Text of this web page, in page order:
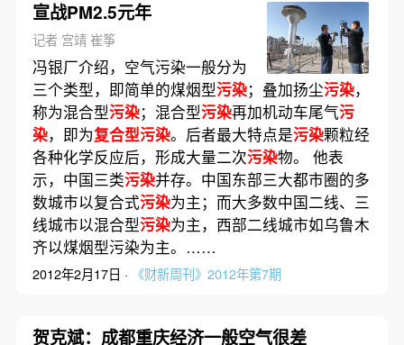
宣战PM2.5元年
记者 宫靖 崔筝
冯银厂介绍，空气污染一般分为
三个类型，即简单的煤烟型污染；叠加扬尘污染，
称为混合型污染；混合型污染再加机动车尾气污
染，即为复合型污染。后者最大特点是污染颗粒经
各种化学反应后，形成大量二次污染物。 他表
示，中国三类污染并存。中国东部三大都市圈的多
数城市以复合式污染为主；而大多数中国二线、三
线城市以混合型污染为主，西部二线城市如乌鲁木
齐以煤烟型污染为主。……
2012年2月17日 · 《财新周刊》2012年第7期
贺克斌：成都重庆经济一般空气很差